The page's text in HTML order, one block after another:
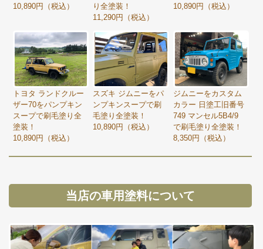
10,890円（税込）
り全塗装！
11,290円（税込）
10,890円（税込）
トヨタ ランドクルー
ザー70をパンプキン
スープで刷毛塗り全
塗装！
10,890円（税込）
スズキ ジムニーをパ
ンプキンスープで刷
毛塗り全塗装！
10,890円（税込）
ジムニーをカスタム
カラー 日塗工旧番号
749 マンセル5B4/9
で刷毛塗り全塗装！
8,350円（税込）
当店の車用塗料について